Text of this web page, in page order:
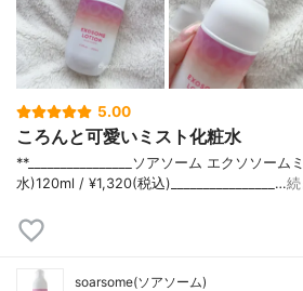
5.00
ころんと可愛いミスト化粧水
**⁡________________⁡ソアソーム ⁡エクソソー
水)120ml / ¥1,320(税込)________________…
soarsome(ソアソーム)